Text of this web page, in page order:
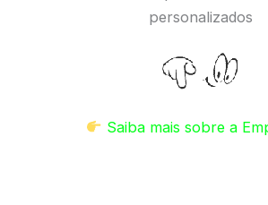
personalizados
Saiba mais sobre a